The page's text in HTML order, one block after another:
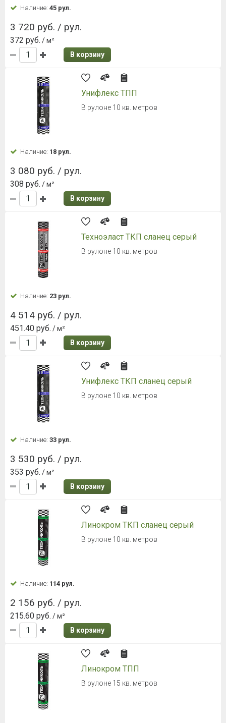
Наличие: 45 рул.
3 720 руб. / рул.
372 руб. / м²
В корзину
Унифлекс ТПП
В рулоне 10 кв. метров
Наличие: 18 рул.
3 080 руб. / рул.
308 руб. / м²
В корзину
Техноэласт ТКП сланец серый
В рулоне 10 кв. метров
Наличие: 23 рул.
4 514 руб. / рул.
451.40 руб. / м²
В корзину
Унифлекс ТКП сланец серый
В рулоне 10 кв. метров
Наличие: 33 рул.
3 530 руб. / рул.
353 руб. / м²
В корзину
Линокром ТКП сланец серый
В рулоне 10 кв. метров
Наличие: 114 рул.
2 156 руб. / рул.
215.60 руб. / м²
В корзину
Линокром ТПП
В рулоне 15 кв. метров